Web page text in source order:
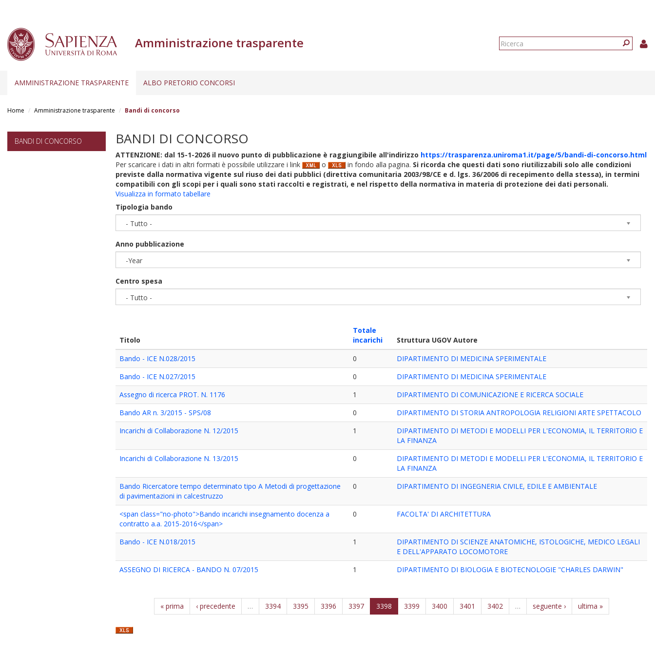
Amministrazione trasparente
Form
AMMINISTRAZIONE TRASPARENTE ALBO PRETORIO CONCORSI
Home Amministrazione trasparente Bandi di concorso
BANDI DI CONCORSO BANDI DI CONCORSO
ATTENZIONE: dal 15-1-2026 il nuovo punto di pubblicazione è raggiungibile all'indirizzo https://trasparenza.uniroma1.it/page/5/bandi-di-concorso.html
Per scaricare i dati in altri formati è possibile utilizzare i link
o in fondo alla pagina. Si ricorda che questi dati sono riutilizzabili solo alle condizioni
previste dalla normativa vigente sul riuso dei dati pubblici (direttiva comunitaria 2003/98/CE e d. lgs. 36/2006 di recepimento della stessa), in termini
compatibili con gli scopi per i quali sono stati raccolti e registrati, e nel rispetto della normativa in materia di protezione dei dati personali.
Visualizza in formato tabellare
Tipologia bando
- Tutto -
Anno pubblicazione
-Year
Centro spesa
- Tutto -
Titolo
Totale
incarichi
Struttura UGOV Autore
Bando - ICE N.028/2015
0
DIPARTIMENTO DI MEDICINA SPERIMENTALE
Bando - ICE N.027/2015
0
DIPARTIMENTO DI MEDICINA SPERIMENTALE
Assegno di ricerca PROT. N. 1176
1
DIPARTIMENTO DI COMUNICAZIONE E RICERCA SOCIALE
Bando AR n. 3/2015 - SPS/08
0
DIPARTIMENTO DI STORIA ANTROPOLOGIA RELIGIONI ARTE SPETTACOLO
Incarichi di Collaborazione N. 12/2015
1
DIPARTIMENTO DI METODI E MODELLI PER L'ECONOMIA, IL TERRITORIO E
LA FINANZA
Incarichi di Collaborazione N. 13/2015
0
DIPARTIMENTO DI METODI E MODELLI PER L'ECONOMIA, IL TERRITORIO E
LA FINANZA
Bando Ricercatore tempo determinato tipo A Metodi di progettazione
di pavimentazioni in calcestruzzo
0 DIPARTIMENTO DI INGEGNERIA CIVILE, EDILE E AMBIENTALE
<span class="no-photo">Bando incarichi insegnamento docenza a
contratto a.a. 2015-2016</span>
0 FACOLTA' DI ARCHITETTURA
Bando - ICE N.018/2015 1
DIPARTIMENTO DI SCIENZE ANATOMICHE, ISTOLOGICHE, MEDICO LEGALI
E DELL'APPARATO LOCOMOTORE
ASSEGNO DI RICERCA - BANDO N. 07/2015
1 DIPARTIMENTO DI BIOLOGIA E BIOTECNOLOGIE "CHARLES DARWIN"
« prima ‹ precedente … 3394 3395 3396 3397 3398 3399 3400 3401 3402 … seguente › ultima »